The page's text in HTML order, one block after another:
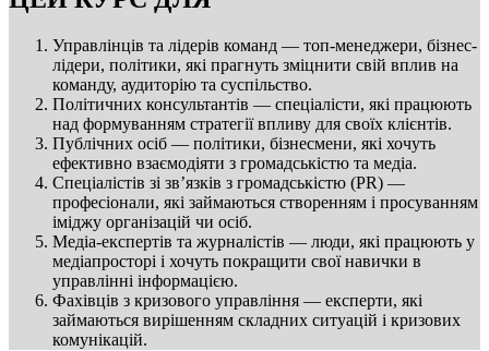
Управлінців та лідерів команд — топ-менеджери, бізнес-
лідери, політики, які прагнуть зміцнити свій вплив на
команду, аудиторію та суспільство.
Політичних консультантів — спеціалісти, які працюють
над формуванням стратегії впливу для своїх клієнтів.
Публічних осіб — політики, бізнесмени, які хочуть
ефективно взаємодіяти з громадськістю та медіа.
Спеціалістів зі зв’язків з громадськістю (PR) —
професіонали, які займаються створенням і просуванням
іміджу організацій чи осіб.
Медіа-експертів та журналістів — люди, які працюють у
медіапросторі і хочуть покращити свої навички в
управлінні інформацією.
Фахівців з кризового управління — експерти, які
займаються вирішенням складних ситуацій і кризових
комунікацій.